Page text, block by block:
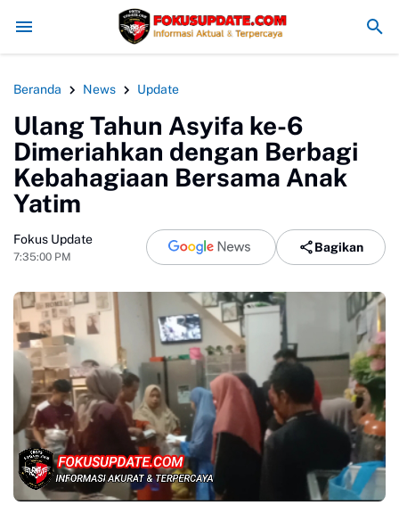
Redam Konflik, Kapolres Bogor Minta PT PMC Tunda Aktivitas
Beranda News Update
Ulang Tahun Asyifa ke-6
Dimeriahkan dengan Berbagi
Kebahagiaan Bersama Anak
Yatim
Fokus Update
7:35:00 PM
Bagikan